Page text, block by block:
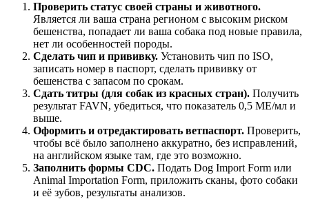
Проверить статус своей страны и животного.
Является ли ваша страна регионом с высоким риском
бешенства, попадает ли ваша собака под новые правила,
нет ли особенностей породы.
Сделать чип и прививку. Установить чип по ISO,
записать номер в паспорт, сделать прививку от
бешенства с запасом по срокам.
Сдать титры (для собак из красных стран). Получить
результат FAVN, убедиться, что показатель 0,5 МЕ/мл и
выше.
Оформить и отредактировать ветпаспорт. Проверить,
чтобы всё было заполнено аккуратно, без исправлений,
на английском языке там, где это возможно.
Заполнить формы CDC. Подать Dog Import Form или
Animal Importation Form, приложить сканы, фото собаки
и её зубов, результаты анализов.